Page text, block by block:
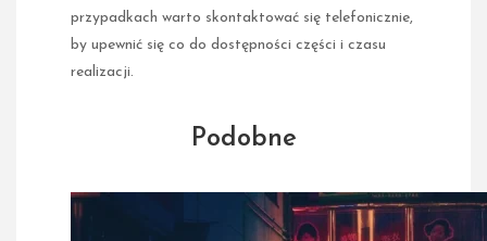
przypadkach warto skontaktować się telefonicznie,
by upewnić się co do dostępności części i czasu
realizacji.
Podobne